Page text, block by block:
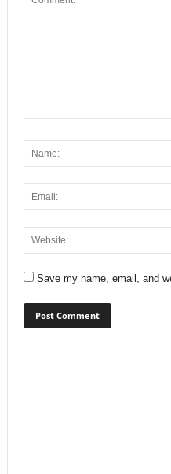
Save my name, email, and